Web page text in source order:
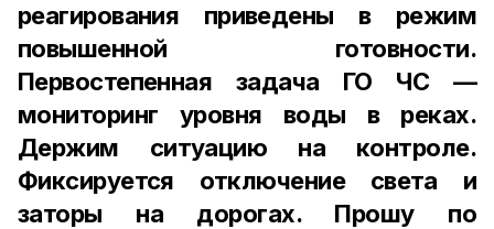
реагирования приведены в режим
повышенной готовности.
Первостепенная задача ГО ЧС —
мониторинг уровня воды в реках.
Держим ситуацию на контроле.
Фиксируется отключение света и
заторы на дорогах. Прошу по